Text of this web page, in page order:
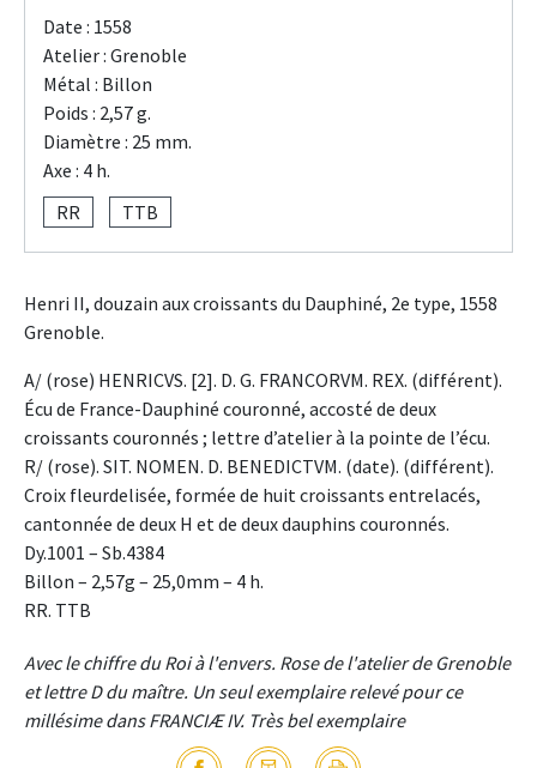
Date : 1558
Atelier : Grenoble
Métal : Billon
Poids : 2,57 g.
Diamètre : 25 mm.
Axe : 4 h.
RR
TTB
Henri II, douzain aux croissants du Dauphiné, 2e type, 1558
Grenoble.
A/ (rose) HENRICVS. [2]. D. G. FRANCORVM. REX. (différent).
Écu de France-Dauphiné couronné, accosté de deux
croissants couronnés ; lettre d’atelier à la pointe de l’écu.
R/ (rose). SIT. NOMEN. D. BENEDICTVM. (date). (différent).
Croix fleurdelisée, formée de huit croissants entrelacés,
cantonnée de deux H et de deux dauphins couronnés.
Dy.1001 – Sb.4384
Billon – 2,57g – 25,0mm – 4 h.
RR. TTB
Avec le chiffre du Roi à l'envers. Rose de l'atelier de Grenoble
et lettre D du maître. Un seul exemplaire relevé pour ce
millésime dans FRANCIÆ IV. Très bel exemplaire